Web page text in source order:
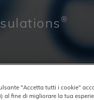
®
"Accetta tutti i cookie"
al fine di migliorare la tua